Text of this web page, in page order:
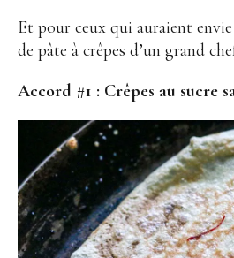
Et pour ceux qui auraient
de pâte à crêpes d’un grand
Accord #1 : Crêpes au sucre